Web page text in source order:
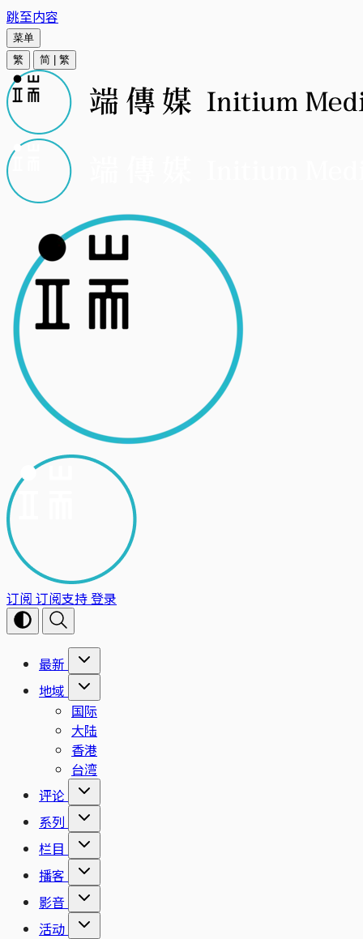
跳至内容
菜单
繁
简 繁
订阅 订阅支持登录
最新
地域
国际
大陆
香港
台湾
评论
系列
栏目
播客
影音
活动